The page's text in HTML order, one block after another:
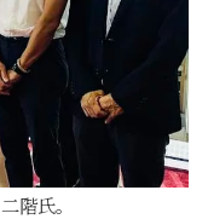
階氏。